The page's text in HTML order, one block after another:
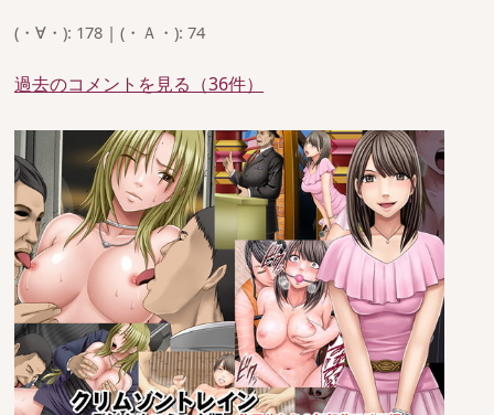
(・∀・): 178 | (・Ａ・): 74
過去のコメントを見る（36件）